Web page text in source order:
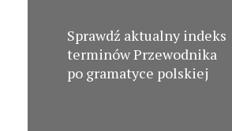
Sprawdź aktualny indeks
terminów Przewodnika
po gramatyce polskiej